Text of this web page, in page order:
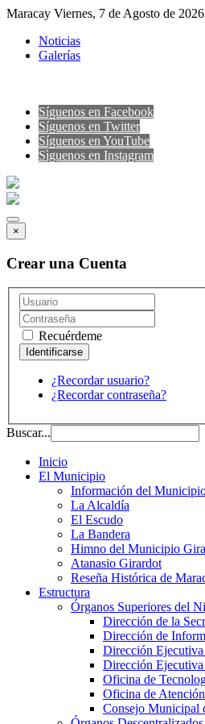
Maracay Viernes, 7 de Agosto de 2026
Noticias
Galerías
Síguenos en Facebook
Síguenos en Twitter
Síguenos en YouTube
Sìguenos en Instagram
×
Crear una Cuenta
Recuérdeme
¿Recordar usuario?
¿Recordar contraseña?
Buscar...
Inicio
El Municipio
Información del
La Alcaldía
El Escudo
La Bandera
Himno del Municipio
Atanasio Girardot
Reseña Histórica de
Estructura
Órganos Superiores del
Dirección de la
Dirección de
Dirección
Dirección
Oficina de
Oficina de
Consejo Municipal